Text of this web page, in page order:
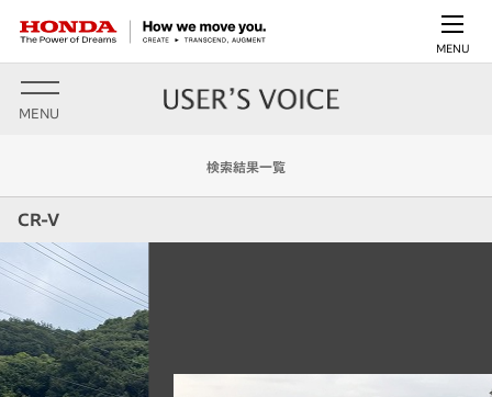
MENU
MENU
検索結果一覧
CR-V